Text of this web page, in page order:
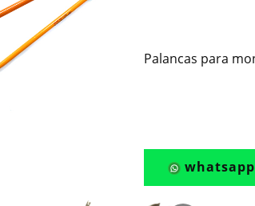
Palancas para
whatsapp